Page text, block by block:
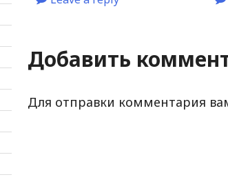
Добавить
Для отправки комментария